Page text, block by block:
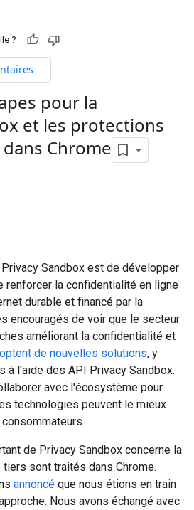
?
pour la
et les protections
Chrome
Sandbox est de développer
renforcer la confidentialité en ligne
durable et financé par la
encouragés de voir que le secteur
améliorant la confidentialité et
de nouvelles solutions, y
à l'aide des API Privacy Sandbox.
avec l'écosystème pour
technologies peuvent le mieux
de Privacy Sandbox concerne la
sont traités dans Chrome.
annoncé que nous étions en train
Nous avons échangé avec